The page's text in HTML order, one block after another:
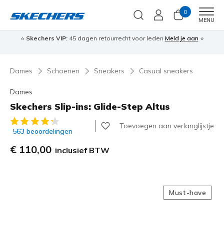
0
MENU
⭐ Skechers VIP:45 dagen retourrecht voor leden Meld je aan ⭐
Dames Schoenen Sneakers Casual sneakers
Dames
Skechers Slip-ins: Glide-Step Altus
3,1 van de 5 klantbeoordelingen
563 beoordelingen
Toevoegen aan verlanglijstje
€ 110,00 inclusief BTW
Must-have